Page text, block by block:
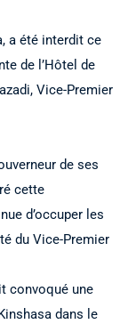
a été interdit ce
de l’Hôtel de
Vice-Premier
de ses
cette
d’occuper les
du Vice-Premier
convoqué une
dans le